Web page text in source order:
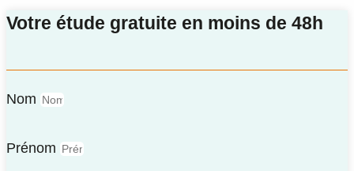
Votre étude gratuite en moins de 48h
Nom
Prénom